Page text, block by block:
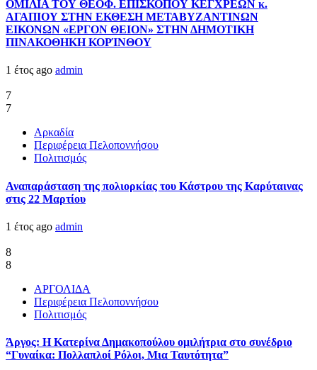
ΟΜΙΛΙΑ ΤΟΥ ΘΕΟΦ. ΕΠΙΣΚΟΠΟΥ ΚΕΓΧΡΕΩΝ κ.
ΑΓΑΠΙΟΥ ΣΤΗΝ ΕΚΘΕΣΗ ΜΕΤΑΒΥΖΑΝΤΙΝΩΝ
ΕΙΚΟΝΩΝ «ΕΡΓΟΝ ΘΕΙΟΝ» ΣΤΗΝ ΔΗΜΟΤΙΚΗ
ΠΙΝΑΚΟΘΗΚΗ ΚΟΡΊΝΘΟΥ
1 έτος ago admin
7
7
Αρκαδία
Περιφέρεια Πελοποννήσου
Πολιτισμός
Αναπαράσταση της πολιορκίας του Κάστρου της Καρύταινας
στις 22 Μαρτίου
1 έτος ago admin
8
8
ΑΡΓΟΛΙΔΑ
Περιφέρεια Πελοποννήσου
Πολιτισμός
Άργος: Η Κατερίνα Δημακοπούλου ομιλήτρια στο συνέδριο
“Γυναίκα: Πολλαπλοί Ρόλοι, Μια Ταυτότητα”